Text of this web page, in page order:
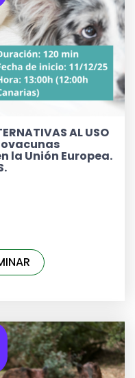
in-picture;
encryp
AL USO
la Unión Europea.